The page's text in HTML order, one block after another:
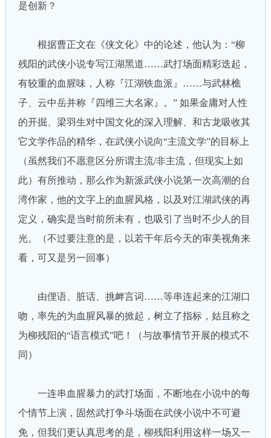
是创新？
根据曹正文在《侠文化》中的论述，他认为：“柳
残阳的武侠小说专写江湖黑道……武打场面精彩迭起，
有较重的血腥味，人称『江湖铁血派』……与武林樵
子、云中岳并称『四维三大名家』。” 如果金庸对人性
的开掘、梁羽生对中国文化的深入理解、和古龙吸收其
它文学作品的精华，在武侠小说向“主流文学”的目标上
（虽然我们不愿意区分所谓主流/非主流，但现实上如
此）有所推动，那么作为新派武侠小说第一次高潮的台
湾作家，他的文字上的血腥风格，以及对江湖武侠的再
定义，确实是当时前所未有，也吸引了当时不少人的目
光。（不过要注意的是，以若干年后今天的审美视角来
看，可又是另一回事）
由俚语、脏话、挑衅言词……等串连起来的江湖口
吻，率先的为血腥风暴的掀起，树立了指标，姑且称之
为柳残阳的“语言模式”吧！（与故事情节开展的模式不
同）
一连串血腥暴力的武打场面，不断地在小说中的每
个情节上演，固然武打争斗场面在武侠小说中不可避
免，但我们更认真思考的是，柳残阳利用这样一场又一